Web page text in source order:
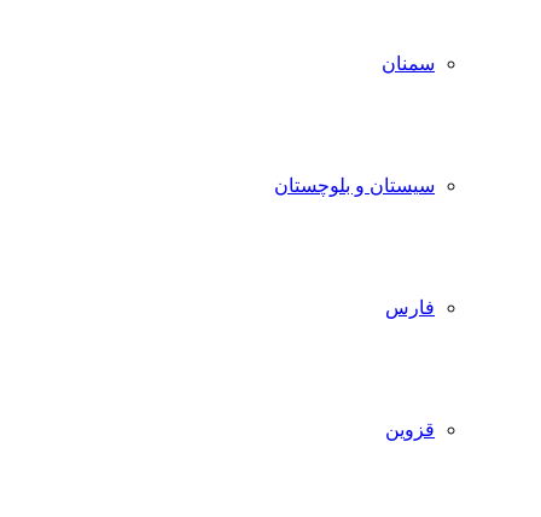
سمنان
سیستان و بلوچستان
فارس
قزوین